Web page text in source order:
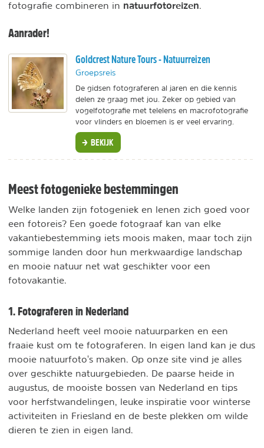
fotografie combineren in natuurfotoreizen.
Aanrader!
Goldcrest Nature Tours - Natuurreizen
Groepsreis
De gidsen fotograferen al jaren en die kennis
delen ze graag met jou. Zeker op gebied van
vogelfotografie met telelens en macrofotografie
voor vlinders en bloemen is er veel ervaring.
BEKIJK
Meest fotogenieke bestemmingen
Welke landen zijn fotogeniek en lenen zich goed voor
een fotoreis? Een goede fotograaf kan van elke
vakantiebestemming iets moois maken, maar toch zijn
sommige landen door hun merkwaardige landschap
en mooie natuur net wat geschikter voor een
fotovakantie.
1. Fotograferen in Nederland
Nederland heeft veel mooie natuurparken en een
fraaie kust om te fotograferen. In eigen land kan je dus
mooie natuurfoto's maken. Op onze site vind je alles
over geschikte natuurgebieden. De paarse heide in
augustus, de mooiste bossen van Nederland en tips
voor herfstwandelingen, leuke inspiratie voor winterse
activiteiten in Friesland en de beste plekken om wilde
dieren te zien in eigen land.